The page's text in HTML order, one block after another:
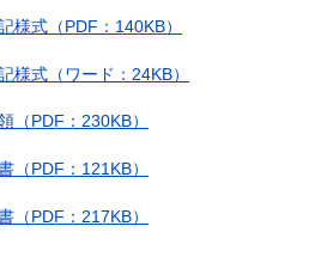
様式（PDF：140KB）
様式（ワード：24KB）
（PDF：230KB）
（PDF：121KB）
（PDF：217KB）